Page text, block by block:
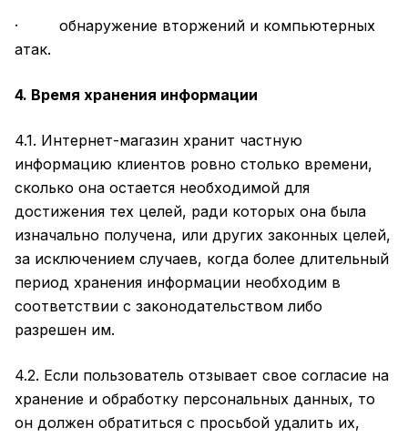
· обнаружение вторжений и компьютерных
атак.
4. Время хранения информации
4.1. Интернет-магазин хранит частную
информацию клиентов ровно столько времени,
сколько она остается необходимой для
достижения тех целей, ради которых она была
изначально получена, или других законных целей,
за исключением случаев, когда более длительный
период хранения информации необходим в
соответствии с законодательством либо
разрешен им.
4.2. Если пользователь отзывает свое согласие на
хранение и обработку персональных данных, то
он должен обратиться с просьбой удалить их,